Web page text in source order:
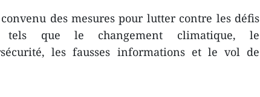
des mesures pour lutter contre les défis
tels que le changement climatique, le
les fausses informations et le vol de